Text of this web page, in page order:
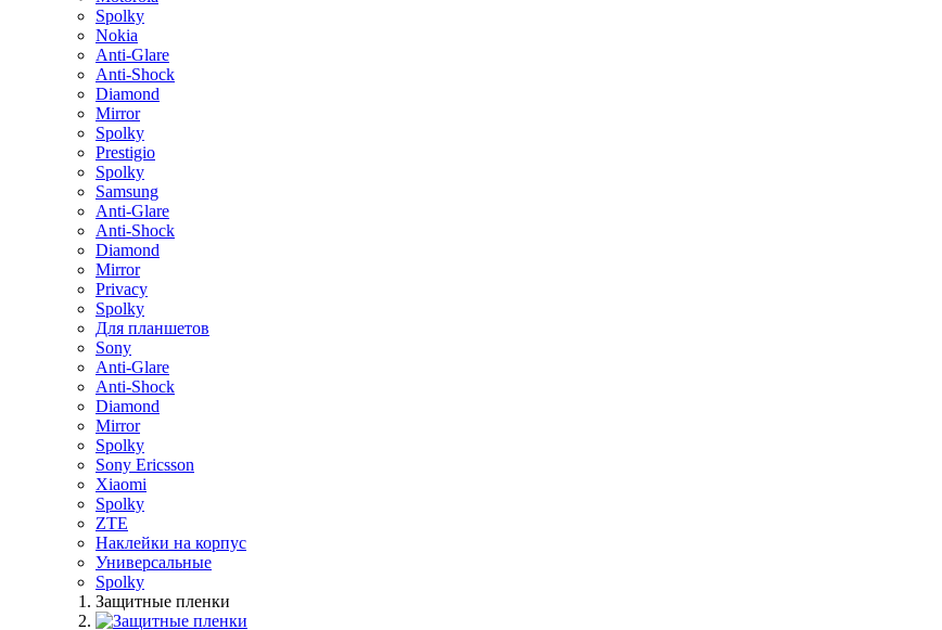
Spolky
Nokia
Anti-Glare
Anti-Shock
Diamond
Mirror
Spolky
Prestigio
Spolky
Samsung
Anti-Glare
Anti-Shock
Diamond
Mirror
Privacy
Spolky
Для планшетов
Sony
Anti-Glare
Anti-Shock
Diamond
Mirror
Spolky
Sony Ericsson
Xiaomi
Spolky
ZTE
Наклейки на корпус
Универсальные
Spolky
Защитные пленки